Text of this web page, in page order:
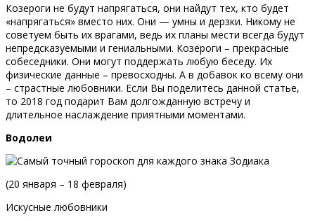
Козероги не будут напрягаться, они найдут тех, кто будет
«напрягаться» вместо них. Они — умны и дерзки. Никому не
советуем быть их врагами, ведь их планы мести всегда будут
непредсказуемыми и гениальными. Козероги – прекрасные
собеседники. Они могут поддержать любую беседу. Их
физические данные – превосходны. А в добавок ко всему они
– страстные любовники. Если Вы поделитесь данной статье,
то 2018 год подарит Вам долгожданную встречу и
длительное наслаждение приятными моментами.
Водолеи
(20 января – 18 февраля)
Искусные любовники